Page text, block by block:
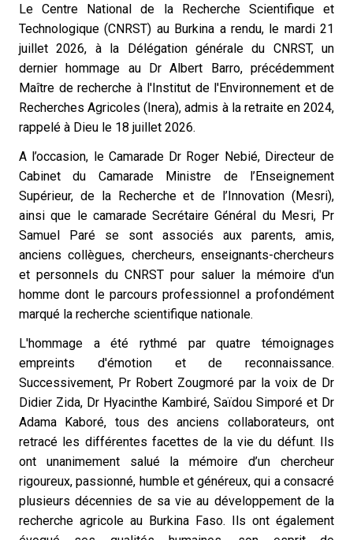
Le Centre National de la Recherche Scientifique et
Technologique (CNRST) au Burkina a rendu, le mardi 21
juillet 2026, à la Délégation générale du CNRST, un
dernier hommage au Dr Albert Barro, précédemment
Maître de recherche à l'Institut de l'Environnement et de
Recherches Agricoles (Inera), admis à la retraite en 2024,
rappelé à Dieu le 18 juillet 2026.
A l’occasion, le Camarade Dr Roger Nebié, Directeur de
Cabinet du Camarade Ministre de l’Enseignement
Supérieur, de la Recherche et de l’Innovation (Mesri),
ainsi que le camarade Secrétaire Général du Mesri, Pr
Samuel Paré se sont associés aux parents, amis,
anciens collègues, chercheurs, enseignants-chercheurs
et personnels du CNRST pour saluer la mémoire d'un
homme dont le parcours professionnel a profondément
marqué la recherche scientifique nationale.
L'hommage a été rythmé par quatre témoignages
empreints d'émotion et de reconnaissance.
Successivement, Pr Robert Zougmoré par la voix de Dr
Didier Zida, Dr Hyacinthe Kambiré, Saïdou Simporé et Dr
Adama Kaboré, tous des anciens collaborateurs, ont
retracé les différentes facettes de la vie du défunt. Ils
ont unanimement salué la mémoire d’un chercheur
rigoureux, passionné, humble et généreux, qui a consacré
plusieurs décennies de sa vie au développement de la
recherche agricole au Burkina Faso. Ils ont également